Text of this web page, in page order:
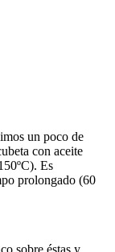
un poco de
con aceite
Es
prolongado (60
sobre éstas y